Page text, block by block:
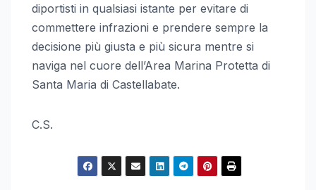
diportisti in qualsiasi istante per evitare di
commettere infrazioni e prendere sempre la
decisione più giusta e più sicura mentre si
naviga nel cuore dell’Area Marina Protetta di
Santa Maria di Castellabate.
C.S.